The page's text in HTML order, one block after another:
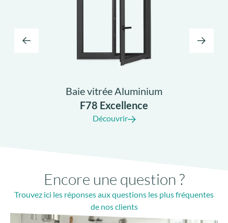
Crémone à l’ancienne
Baie vitrée Aluminium
F78 Excellence
Découvrir
Encore une question ?
Trouvez ici les réponses aux questions les plus fréquentes
de nos clients